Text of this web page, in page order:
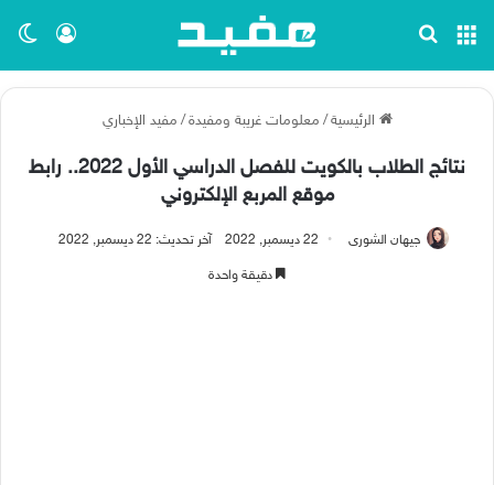
تسجيل القائمة
الرئيسية / معلومات غريبة ومفيدة / مفيد الإخباري
نتائج الطلاب بالكويت للفصل الدراسي الأول 2022.. رابط
موقع المربع الإلكتروني
جيهان الشورى 22 ديسمبر, 2022 آخر تحديث: 22 ديسمبر, 2022
دقيقة واحدة